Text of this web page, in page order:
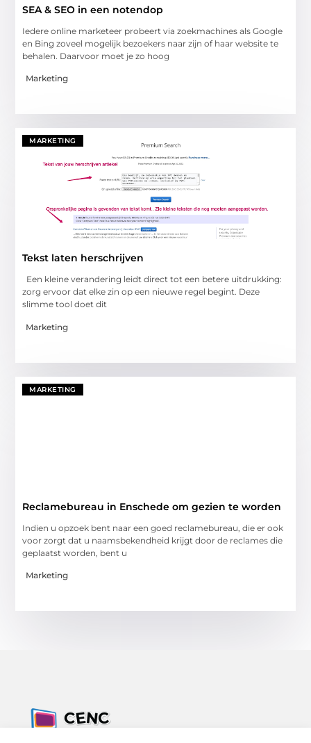
SEA & SEO in een notendop
Iedere online marketeer probeert via zoekmachines als Google
en Bing zoveel mogelijk bezoekers naar zijn of haar website te
behalen. Daarvoor moet je zo hoog
Marketing
MARKETING
Tekst laten herschrijven
Een kleine verandering leidt direct tot een betere uitdrukking:
zorg ervoor dat elke zin op een nieuwe regel begint. Deze
slimme tool doet dit
Marketing
MARKETING
Reclamebureau in Enschede om gezien te worden
Indien u opzoek bent naar een goed reclamebureau, die er ook
voor zorgt dat u naamsbekendheid krijgt door de reclames die
geplaatst worden, bent u
Marketing